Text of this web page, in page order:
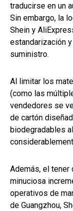
traducirse en un
Sin embargo, la
Shein y
estandarización
suministro.
Al limitar los
(como las
vendedores se
de cartón
biodegradables
Además, el tener
minuciosa
operativos de
de Guangzhou,